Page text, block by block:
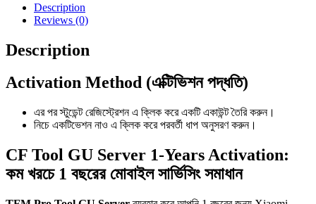
Description
Reviews (0)
Description
Activation Method (এক্টিভিশন পদ্ধতি)
এর পর স্টুডেন্ট রেজিস্ট্রেশন এ ক্লিক করে একটি একাউন্ট তৈরি করুন।
নিচে একটিভেশন নাও এ ক্লিক করে পরবর্তী ধাপ অনুসরণ করুন।
CF Tool GU Server 1-Years Activation:
কম খরচে 1 বছরের মোবাইল সার্ভিসিং সমাধান